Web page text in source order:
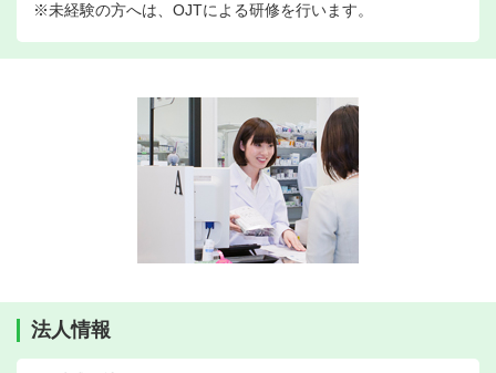
※未経験の方へは、OJTによる研修を行います。
法人情報